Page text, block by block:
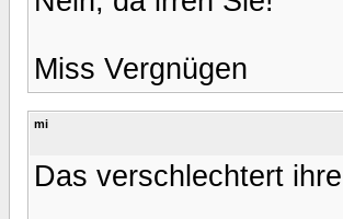
Miss Vergnügen
mi
Das verschlechtert